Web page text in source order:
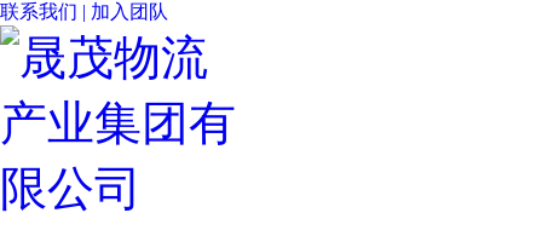
联系我们 | 加入团队